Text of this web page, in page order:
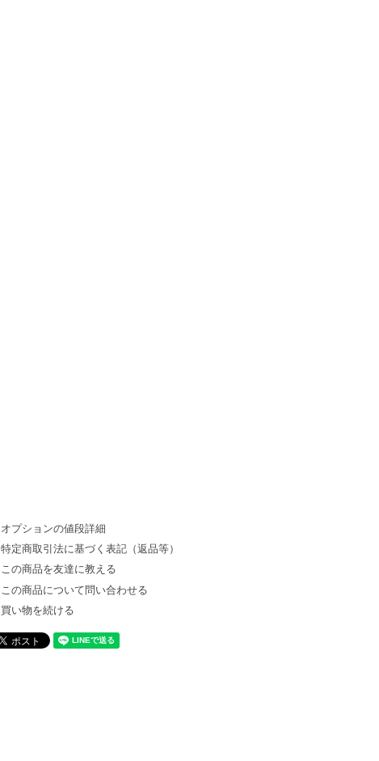
オプションの値段詳細
特定商取引法に基づく表記（返品等）
この商品を友達に教える
この商品について問い合わせる
買い物を続ける